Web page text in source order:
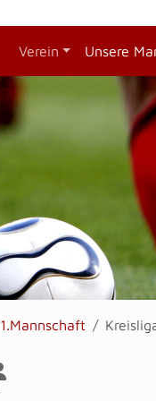
Verein Unsere
1.Mannschaft